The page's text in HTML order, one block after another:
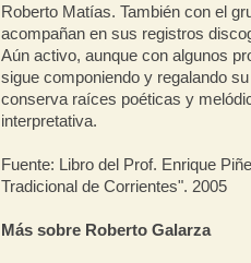
Roberto Matías. También con el
acompañan en sus registros
Aún activo, aunque con algunos
sigue componiendo y regalando
conserva raíces poéticas y
interpretativa.
Fuente: Libro del Prof. Enrique
Tradicional de Corrientes". 2005
Más sobre Roberto Galarza